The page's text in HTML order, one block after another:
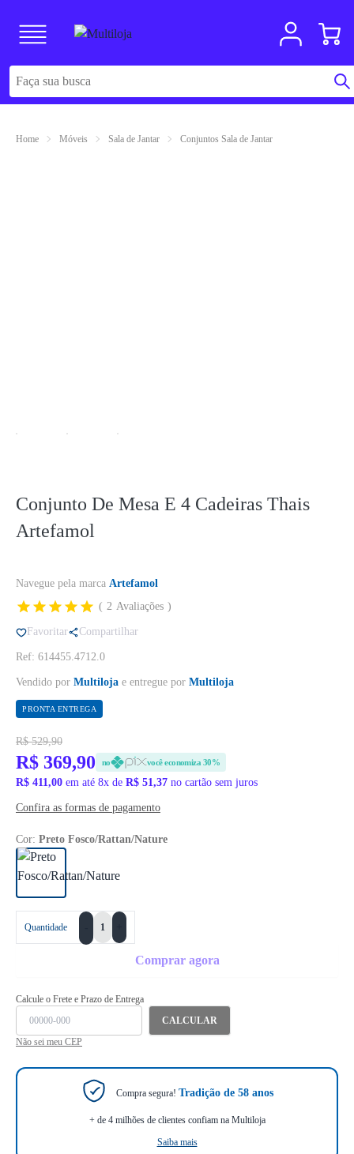
Home Móveis Sala de Jantar Conjuntos Sala de Jantar
Conjunto De Mesa E 4 Cadeiras Thais
Artefamol
Navegue pela marca Artefamol
2 Avaliações
Favoritar Compartilhar
Ref: 614455.4712.0
Vendido por Multiloja e entregue por Multiloja
PRONTA ENTREGA
R$ 529,90
R$ 369,90 no você economiza 30%
R$ 411,00 em até 8x de R$ 51,37 no cartão sem juros
Confira as formas de pagamento
Cor: Preto Fosco/Rattan/Nature
Quantidade
Comprar agora
Calcule o Frete e Prazo de Entrega
CALCULAR
Não sei meu CEP
Compra segura! Tradição de 58 anos
+ de 4 milhões de clientes confiam na Multiloja
Saiba mais